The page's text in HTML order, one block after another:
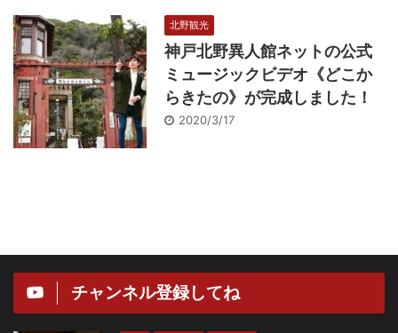
北野観光
神戸北野異人館ネットの公式
ミュージックビデオ《どこか
らきたの》が完成しました！
2020/3/17
チャンネル登録してね